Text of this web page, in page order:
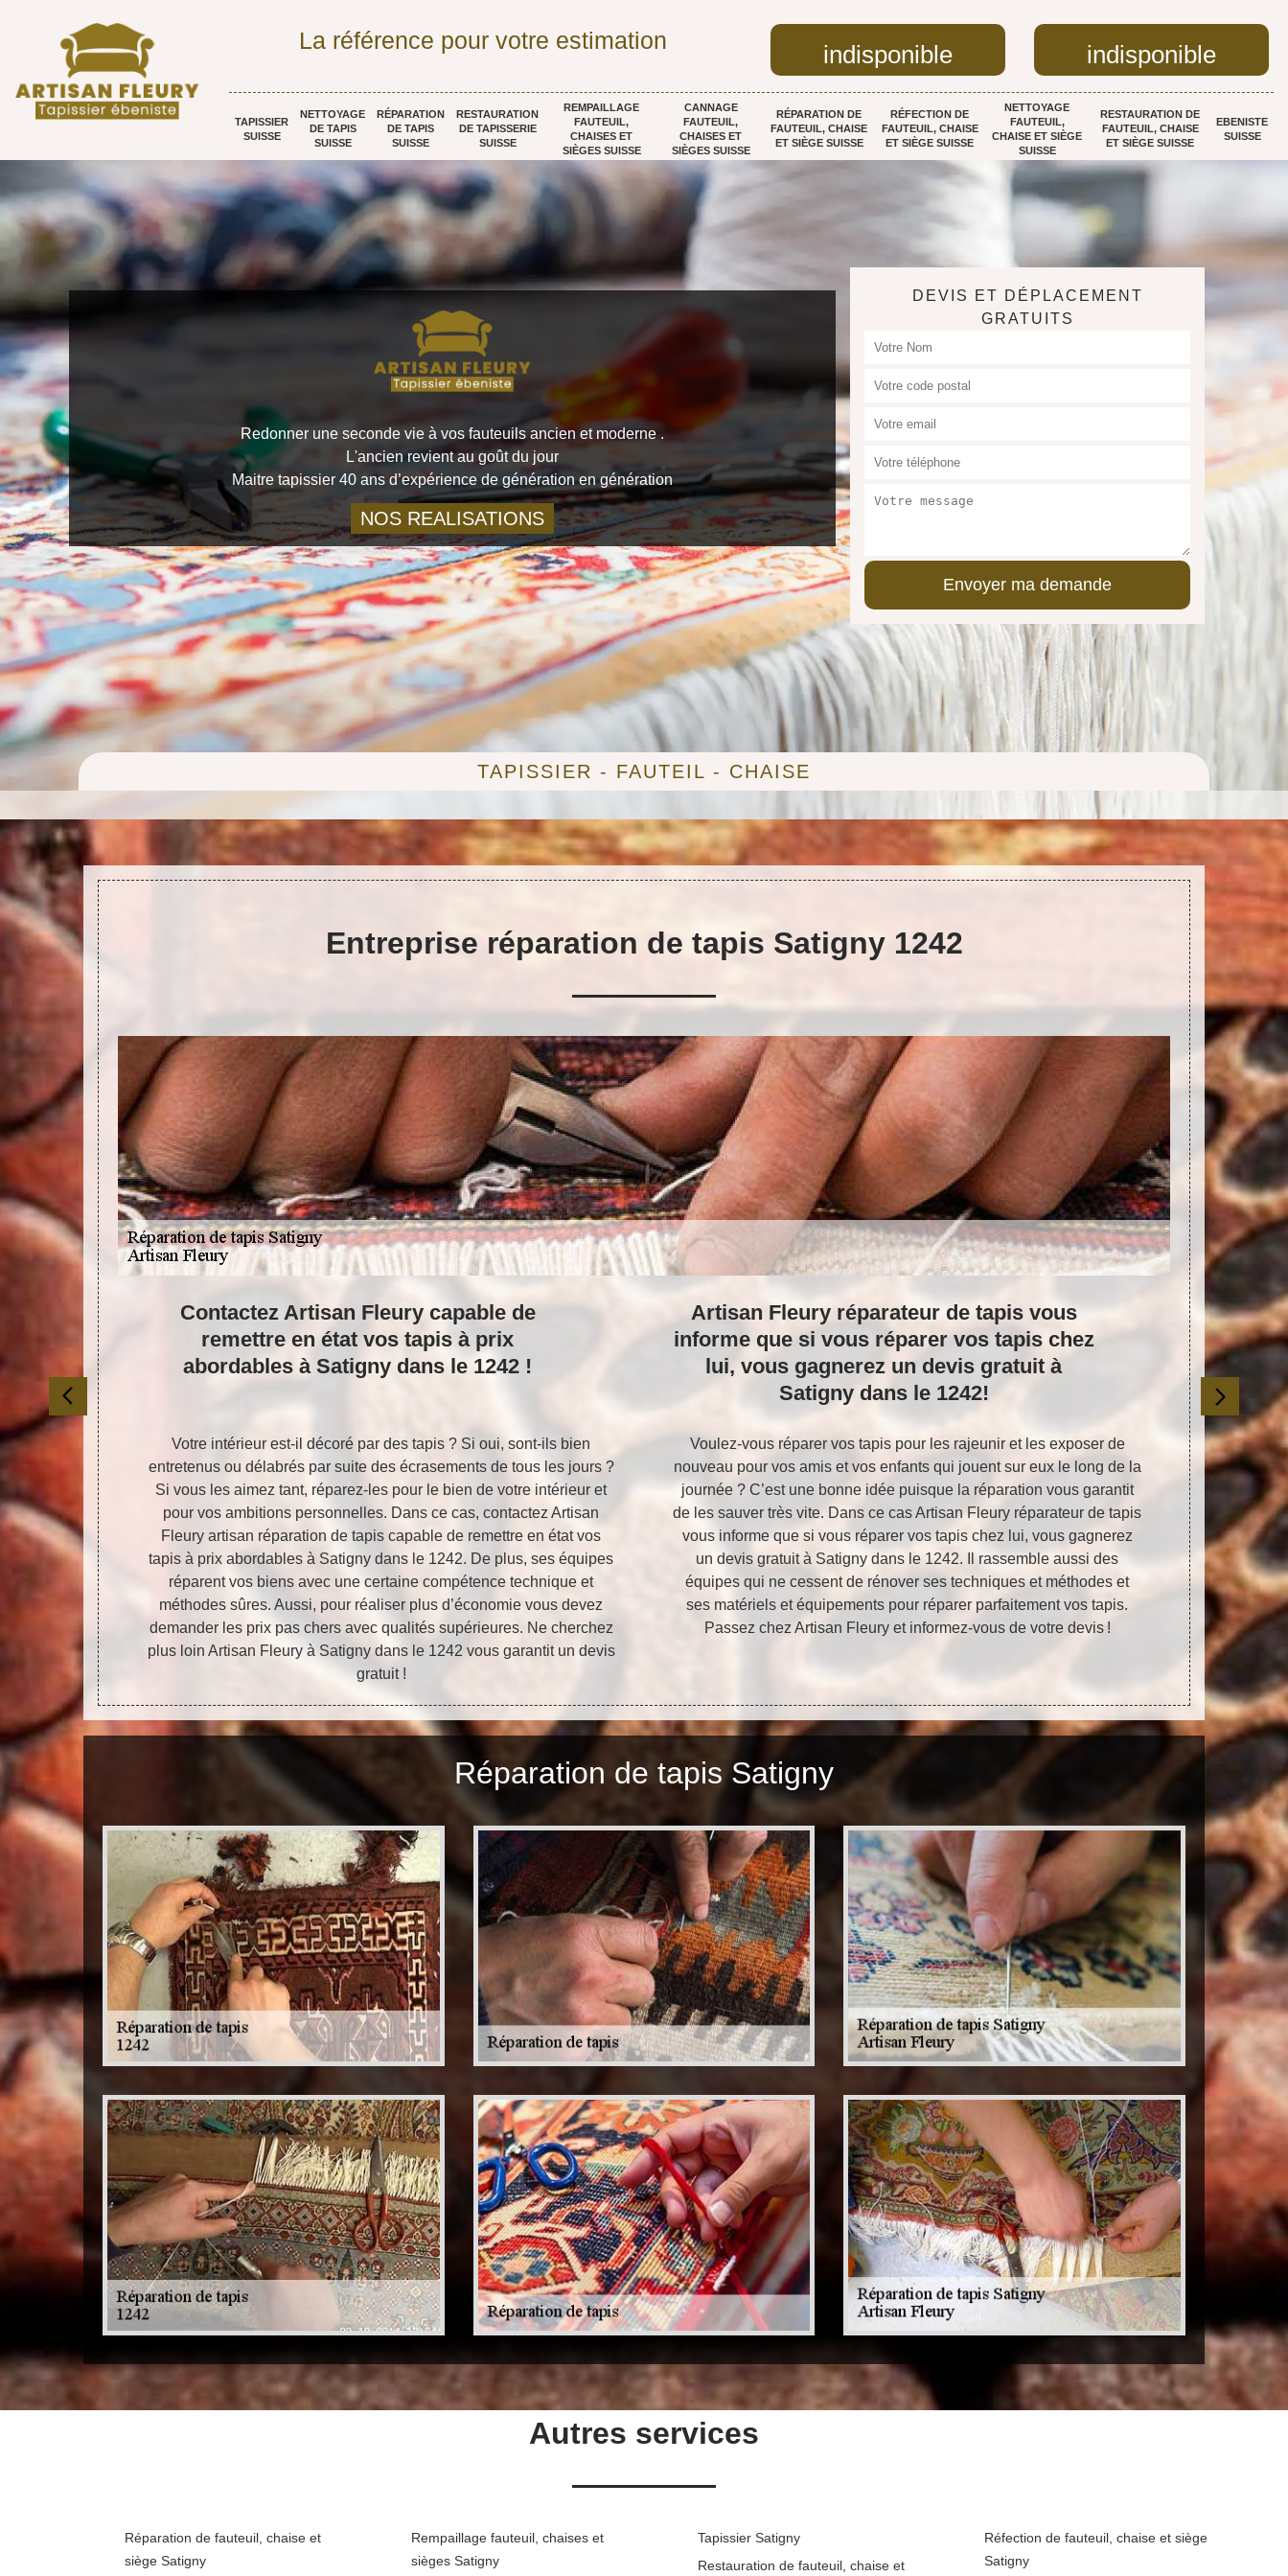
La référence pour votre estimation
indisponible indisponible
TAPISSIER
SUISSE
NETTOYAGE
DE TAPIS
SUISSE
RÉPARATION
DE TAPIS
SUISSE
RESTAURATION
DE TAPISSERIE
SUISSE
REMPAILLAGE
FAUTEUIL,
CHAISES ET
SIÈGES SUISSE
CANNAGE
FAUTEUIL,
CHAISES ET
SIÈGES SUISSE
RÉPARATION DE
FAUTEUIL, CHAISE
ET SIÈGE SUISSE
RÉFECTION DE
FAUTEUIL, CHAISE
ET SIÈGE SUISSE
NETTOYAGE
FAUTEUIL,
CHAISE ET SIÈGE
SUISSE
RESTAURATION DE
FAUTEUIL, CHAISE
ET SIÈGE SUISSE
EBENISTE
SUISSE
Redonner une seconde vie à vos fauteuils ancien et moderne .
L'ancien revient au goût du jour
Maitre tapissier 40 ans d’expérience de génération en génération
NOS REALISATIONS
DEVIS ET DÉPLACEMENT
GRATUITS
TAPISSIER - FAUTEIL - CHAISE
Entreprise réparation de tapis Satigny 1242
salon
sont
Ne les
Fleury
d’un
Contactez Artisan Fleury capable de
remettre en état vos tapis à prix
abordables à Satigny dans le 1242 !
Votre intérieur est-il décoré par des tapis ? Si oui, sont-ils bien
entretenus ou délabrés par suite des écrasements de tous les jours ?
Si vous les aimez tant, réparez-les pour le bien de votre intérieur et
pour vos ambitions personnelles. Dans ce cas, contactez Artisan
Fleury artisan réparation de tapis capable de remettre en état vos
tapis à prix abordables à Satigny dans le 1242. De plus, ses équipes
réparent vos biens avec une certaine compétence technique et
méthodes sûres. Aussi, pour réaliser plus d’économie vous devez
demander les prix pas chers avec qualités supérieures. Ne cherchez
plus loin Artisan Fleury à Satigny dans le 1242 vous garantit un devis
gratuit !
Artisan Fleury réparateur de tapis vous
informe que si vous réparer vos tapis chez
lui, vous gagnerez un devis gratuit à
Satigny dans le 1242!
Voulez-vous réparer vos tapis pour les rajeunir et les exposer de
nouveau pour vos amis et vos enfants qui jouent sur eux le long de la
journée ? C’est une bonne idée puisque la réparation vous garantit
de les sauver très vite. Dans ce cas Artisan Fleury réparateur de tapis
vous informe que si vous réparer vos tapis chez lui, vous gagnerez
un devis gratuit à Satigny dans le 1242. Il rassemble aussi des
équipes qui ne cessent de rénover ses techniques et méthodes et
ses matériels et équipements pour réparer parfaitement vos tapis.
Passez chez Artisan Fleury et informez-vous de votre devis !
Vos
Fleury
à
Comme
d’une
qu’ils
Si vos
réparation
ce cas.
seulement
Fleury ,
réparation
Réparation de tapis Satigny
Autres services
Réparation de fauteuil, chaise et
siège Satigny
Rempaillage fauteuil, chaises et
sièges Satigny
Tapissier Satigny
Restauration de fauteuil, chaise et
Réfection de fauteuil, chaise et siège
Satigny